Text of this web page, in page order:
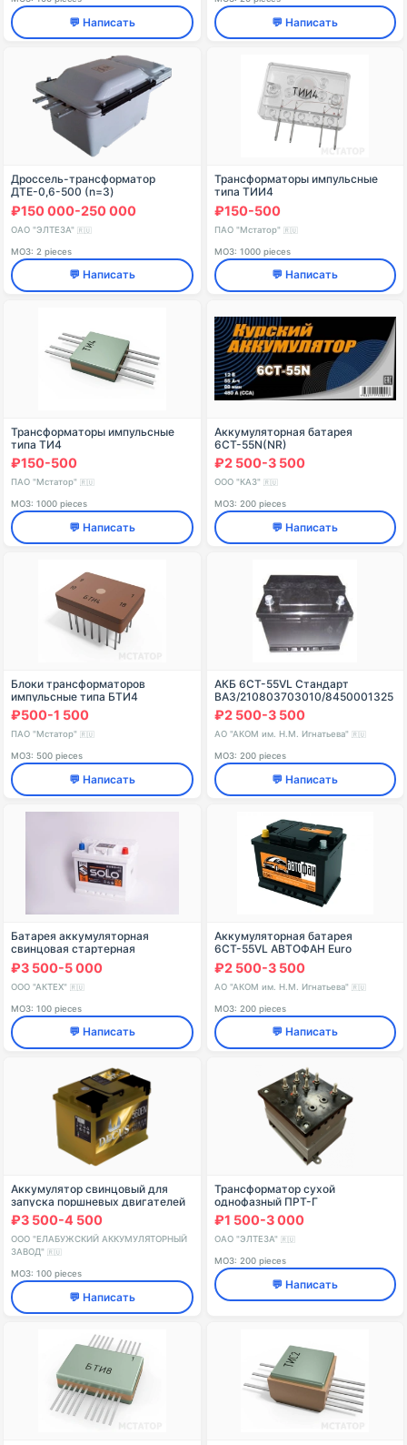
💬 Написать 💬 Написать
Дроссель-трансформатор
ДТЕ-0,6-500 (n=3)
₽150 000-250 000
ОАО "ЭЛТЕЗА" 🇷🇺
МОЗ: 2 pieces
💬 Написать
Трансформаторы импульсные
типа ТИИ4
₽150-500
ПАО "Мстатор" 🇷🇺
МОЗ: 1000 pieces
💬 Написать
Трансформаторы импульсные
типа ТИ4
₽150-500
ПАО "Мстатор" 🇷🇺
МОЗ: 1000 pieces
💬 Написать
Аккумуляторная батарея
6СТ-55N(NR)
₽2 500-3 500
ООО "КАЗ" 🇷🇺
МОЗ: 200 pieces
💬 Написать
Блоки трансформаторов
импульсные типа БТИ4
₽500-1 500
ПАО "Мстатор" 🇷🇺
МОЗ: 500 pieces
💬 Написать
АКБ 6СТ-55VL Стандарт
ВАЗ/210803703010/8450001325
₽2 500-3 500
АО "АКОМ им. Н.М. Игнатьева" 🇷🇺
МОЗ: 200 pieces
💬 Написать
Батарея аккумуляторная
свинцовая стартерная
6СТ-50NC(N), L, LY, VL, EFB
₽3 500-5 000
ООО "АКТЕХ" 🇷🇺
МОЗ: 100 pieces
💬 Написать
Аккумуляторная батарея
6СТ-55VL АВТОФАН Euro
₽2 500-3 500
АО "АКОМ им. Н.М. Игнатьева" 🇷🇺
МОЗ: 200 pieces
💬 Написать
Аккумулятор свинцовый для
запуска поршневых двигателей
6СТ-56 "DECUS"
₽3 500-4 500
ООО "ЕЛАБУЖСКИЙ АККУМУЛЯТОРНЫЙ
ЗАВОД"
🇷🇺
МОЗ: 100 pieces
💬 Написать
Трансформатор сухой
однофазный ПРТ-Г
₽1 500-3 000
ОАО "ЭЛТЕЗА" 🇷🇺
МОЗ: 200 pieces
💬 Написать